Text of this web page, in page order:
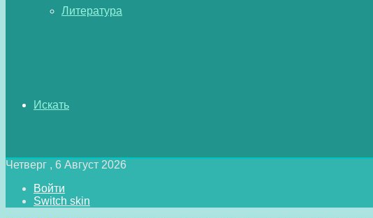
Литература
Искать
Четверг , 6 Август 2026
Войти
Switch skin